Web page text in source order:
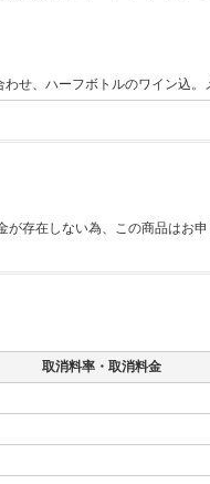
せ、ハーフボトルのワイン込。
存在しない為、この商品はお申
取消料率・取消料金